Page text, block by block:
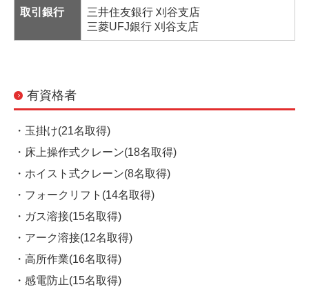
取引銀行
三井住友銀行 刈谷支店
三菱UFJ銀行 刈谷支店
有資格者
・玉掛け(21名取得)
・床上操作式クレーン(18名取得)
・ホイスト式クレーン(8名取得)
・フォークリフト(14名取得)
・ガス溶接(15名取得)
・アーク溶接(12名取得)
・高所作業(16名取得)
・感電防止(15名取得)